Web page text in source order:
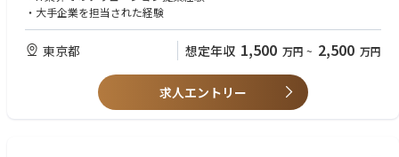
TCSはグローバル航空業界はもちろんのこと、国内事業会社においても長
期リレーションシップを築いており、市場においてもプレゼンスを発揮し
ております。
特に旅客システムについてはグローバルでデファクトで利用されているプ
ラットフォームのナレッジを多く蓄積しており、on boardingするうえで
必要なトレーニング資材を数多く整えております。
また一般的なPM/PMO/BAナレッジに加え、One TCSとしてIT / プラットフ
製造、金融、化学、製薬、自動車、サービス
・大手企業を担当された経験
東京都 想定年収 1,500 万円 ~ 2,500 万円
求人エントリー